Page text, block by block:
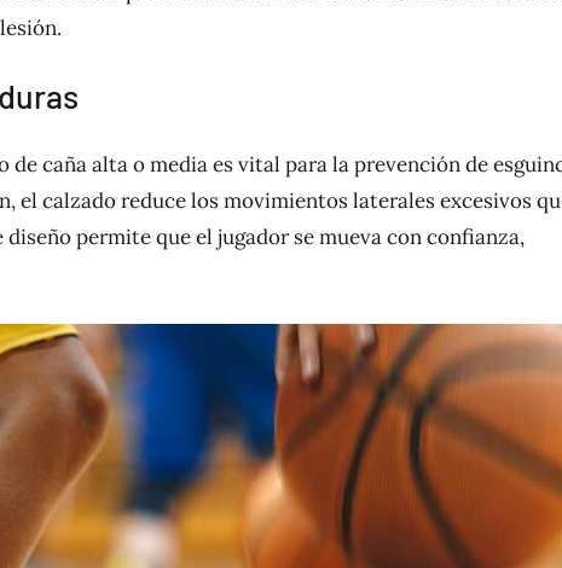
caña alta o media es vital para la prevención de
calzado reduce los movimientos laterales excesivos
permite que el jugador se mueva con confianza,